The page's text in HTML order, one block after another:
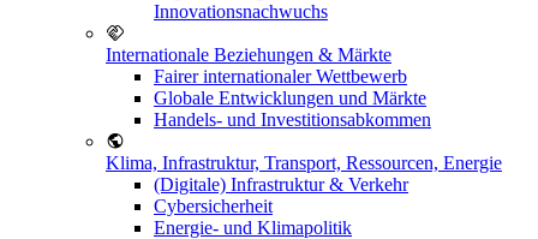
Innovationsnachwuchs
Internationale Beziehungen & Märkte
Fairer internationaler Wettbewerb
Globale Entwicklungen und Märkte
Handels- und Investitionsabkommen
Klima, Infrastruktur, Transport, Ressourcen, Energie
(Digitale) Infrastruktur & Verkehr
Cybersicherheit
Energie- und Klimapolitik